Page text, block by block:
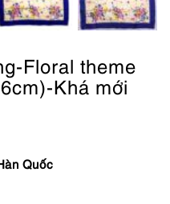
Floral theme
Khá mới
Quốc